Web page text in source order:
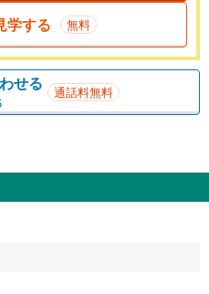
学する 無料
せる 通話料無料